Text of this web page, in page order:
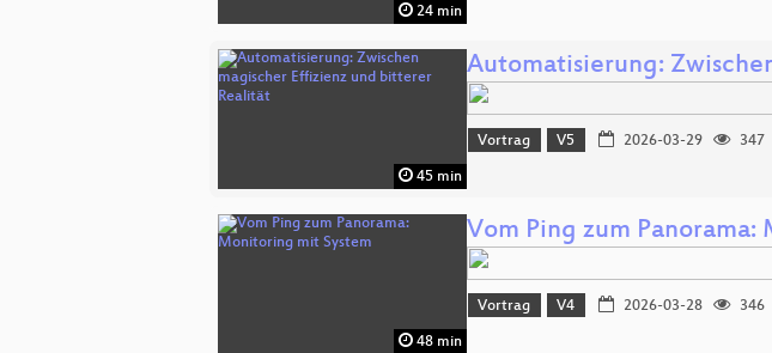
24 min
45 min
Automatisierung:
Vortrag V5 2026-03-29 347
48 min
Vom Ping zum
Vortrag V4 2026-03-28 346